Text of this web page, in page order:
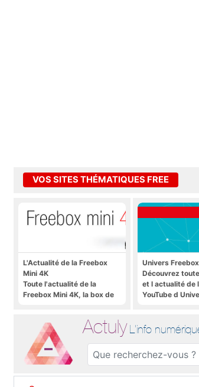
VOS SITES THÉMATIQUES FREE
L'Actualité de la Freebox
Mini 4K
Toute l'actualité de la
Freebox Mini 4K, la box de
Univers
Découvrez
et l actualité de
YouTube d
Actuly L'info